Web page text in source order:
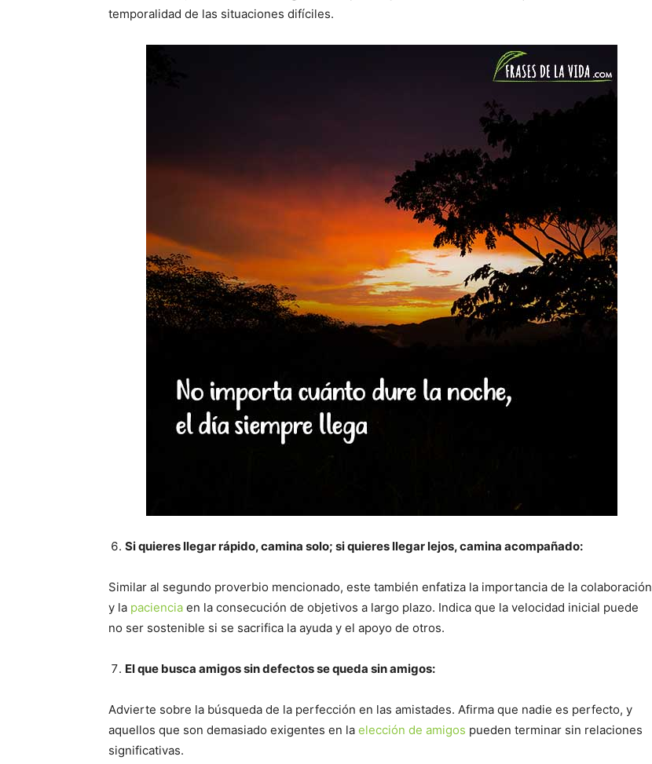
temporalidad de las situaciones difíciles.
Si quieres llegar rápido, camina solo; si quieres llegar lejos, camina acompañado:
Similar al segundo proverbio mencionado, este también enfatiza la importancia de la colaboración
y la paciencia en la consecución de objetivos a largo plazo. Indica que la velocidad inicial puede
no ser sostenible si se sacrifica la ayuda y el apoyo de otros.
El que busca amigos sin defectos se queda sin amigos:
Advierte sobre la búsqueda de la perfección en las amistades. Afirma que nadie es perfecto, y
aquellos que son demasiado exigentes en la elección de amigos pueden terminar sin relaciones
significativas.